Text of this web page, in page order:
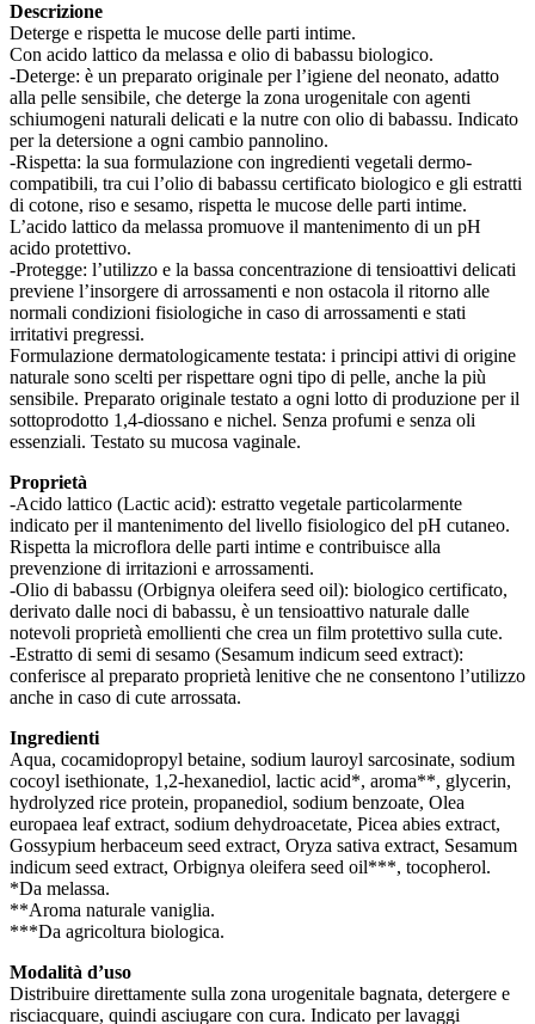
Descrizione
Deterge e rispetta le mucose delle parti intime.
Con acido lattico da melassa e olio di babassu biologico.
-Deterge: è un preparato originale per l’igiene del neonato, adatto
alla pelle sensibile, che deterge la zona urogenitale con agenti
schiumogeni naturali delicati e la nutre con olio di babassu. Indicato
per la detersione a ogni cambio pannolino.
-Rispetta: la sua formulazione con ingredienti vegetali dermo-
compatibili, tra cui l’olio di babassu certificato biologico e gli estratti
di cotone, riso e sesamo, rispetta le mucose delle parti intime.
L’acido lattico da melassa promuove il mantenimento di un pH
acido protettivo.
-Protegge: l’utilizzo e la bassa concentrazione di tensioattivi delicati
previene l’insorgere di arrossamenti e non ostacola il ritorno alle
normali condizioni fisiologiche in caso di arrossamenti e stati
irritativi pregressi.
Formulazione dermatologicamente testata: i principi attivi di origine
naturale sono scelti per rispettare ogni tipo di pelle, anche la più
sensibile. Preparato originale testato a ogni lotto di produzione per il
sottoprodotto 1,4-diossano e nichel. Senza profumi e senza oli
essenziali. Testato su mucosa vaginale.
Proprietà
-Acido lattico (Lactic acid): estratto vegetale particolarmente
indicato per il mantenimento del livello fisiologico del pH cutaneo.
Rispetta la microflora delle parti intime e contribuisce alla
prevenzione di irritazioni e arrossamenti.
-Olio di babassu (Orbignya oleifera seed oil): biologico certificato,
derivato dalle noci di babassu, è un tensioattivo naturale dalle
notevoli proprietà emollienti che crea un film protettivo sulla cute.
-Estratto di semi di sesamo (Sesamum indicum seed extract):
conferisce al preparato proprietà lenitive che ne consentono l’utilizzo
anche in caso di cute arrossata.
Ingredienti
Aqua, cocamidopropyl betaine, sodium lauroyl sarcosinate, sodium
cocoyl isethionate, 1,2-hexanediol, lactic acid*, aroma**, glycerin,
hydrolyzed rice protein, propanediol, sodium benzoate, Olea
europaea leaf extract, sodium dehydroacetate, Picea abies extract,
Gossypium herbaceum seed extract, Oryza sativa extract, Sesamum
indicum seed extract, Orbignya oleifera seed oil***, tocopherol.
*Da melassa.
**Aroma naturale vaniglia.
***Da agricoltura biologica.
Modalità d’uso
Distribuire direttamente sulla zona urogenitale bagnata, detergere e
risciacquare, quindi asciugare con cura. Indicato per lavaggi